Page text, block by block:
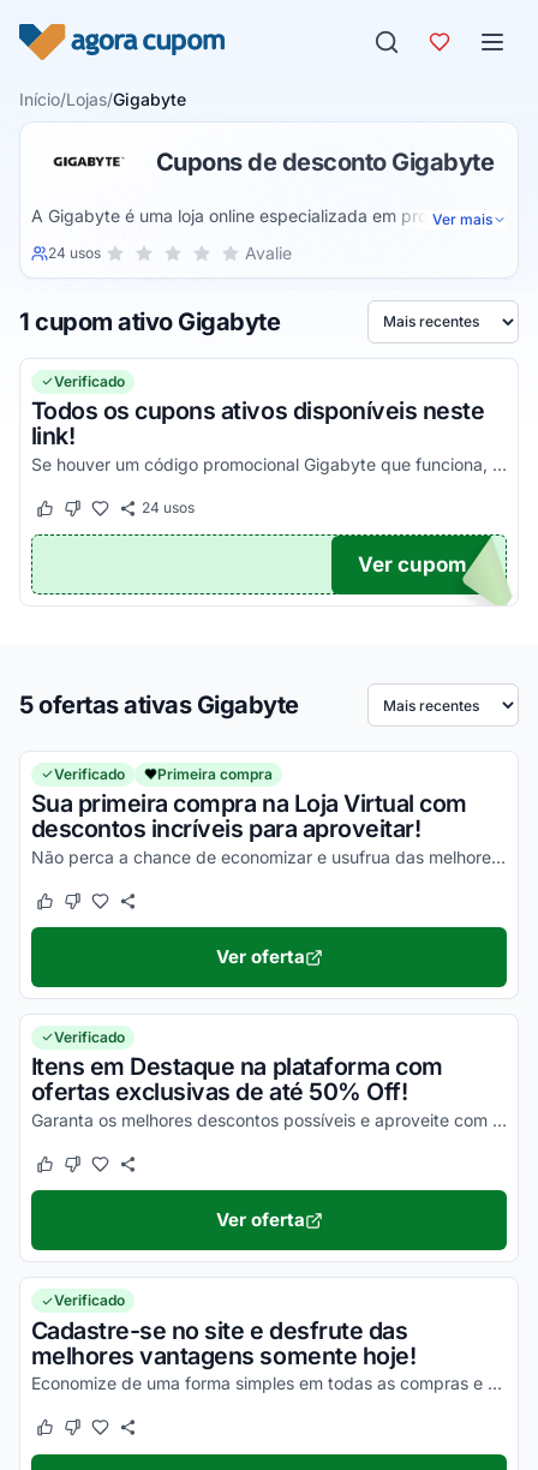
Início/Lojas/Gigabyte
Cupons de desconto Gigabyte
A Gigabyte é uma loja online especializada em produtos de
informática. Assim você encontra os melhores produtos
de servidor de negócios.
Ver mais
24 usosSua nota para Gigabyte, de 1 a 5 estrelas
5 estrelas
4 estrelas
3 estrelas
2 estrelas
1 estrela Avalie
1 cupom ativo Gigabyte Ordenar por
Verificado
Todos os cupons ativos disponíveis neste
link!
Se houver um código promocional Gigabyte que funciona, ele estará aqui na nossa página. Pegue o voucher e confira agora!
Este cupom funcionou
Este cupom não funcionou
24 usos
TICO
Ver cupom
5 ofertas ativas Gigabyte Ordenar por
Verificado Primeira compra
Sua primeira compra na Loja Virtual com
descontos incríveis para aproveitar!
Não perca a chance de economizar e usufrua das melhores vantagens possíveis!
Este cupom funcionou
Este cupom não funcionou
Ver oferta
Verificado
Itens em Destaque na plataforma com
ofertas exclusivas de até 50% Off!
Garanta os melhores descontos possíveis e aproveite com todos os seus descontos!
Este cupom funcionou
Este cupom não funcionou
Ver oferta
Verificado
Cadastre-se no site e desfrute das
melhores vantagens somente hoje!
Economize de uma forma simples em todas as compras e aproveite!
Este cupom funcionou
Este cupom não funcionou